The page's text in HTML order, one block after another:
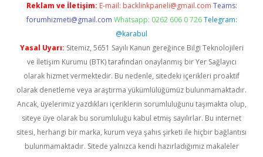
Reklam ve İletişim: E-mail: backlinkpaneli@gmail.com Teams:
forumhizmeti@gmail.com Whatsapp: 0262 606 0 726 Telegram:
@karabul
Yasal Uyarı: Sitemiz, 5651 Sayılı Kanun gereğince Bilgi Teknolojileri
ve İletişim Kurumu (BTK) tarafından onaylanmış bir Yer Sağlayıcı
olarak hizmet vermektedir. Bu nedenle, sitedeki içerikleri proaktif
olarak denetleme veya araştırma yükümlülüğümüz bulunmamaktadır.
Ancak, üyelerimiz yazdıkları içeriklerin sorumluluğunu taşımakta olup,
siteye üye olarak bu sorumluluğu kabul etmiş sayılırlar. Bu internet
sitesi, herhangi bir marka, kurum veya şahıs şirketi ile hiçbir bağlantısı
bulunmamaktadır. Sitede yalnızca kendi hazırladığımız makaleler